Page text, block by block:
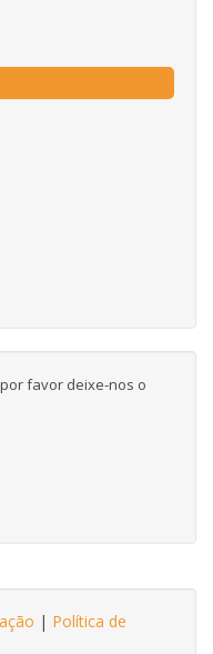
favor deixe-nos o
| Política de